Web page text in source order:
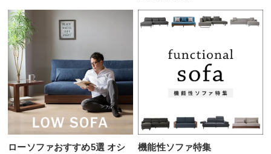
ローソファおすすめ5選 オシ
機能性ソファ特集